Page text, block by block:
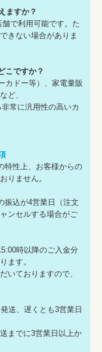
ますか？
で利用可能です。た
きない場合がありま
こですか？
カドー等）、家電量販
ど、
常に汎用性の高いカ
特性上、お客様からの
りません。
振込が4営業日（注文
ンセルする場合がご
時以降のご入金分
ます。
いておりますので、
送、遅くとも3営業日
までに3営業日以上か